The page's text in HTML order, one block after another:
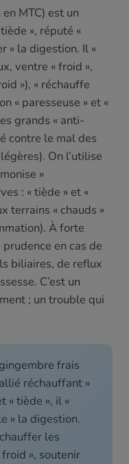
MTC) est un
», réputé «
» la digestion. Il «
ventre « froid »,
»), « réchauffe
« paresseuse » et «
grands « anti-
contre le mal des
On l’utilise
»
: « tiède » et «
terrains « chauds »
À forte
en cas de
biliaires, de reflux
C’est un
; un trouble qui
frais
réchauffant »
« tiède », il «
» la digestion.
les
», soutenir